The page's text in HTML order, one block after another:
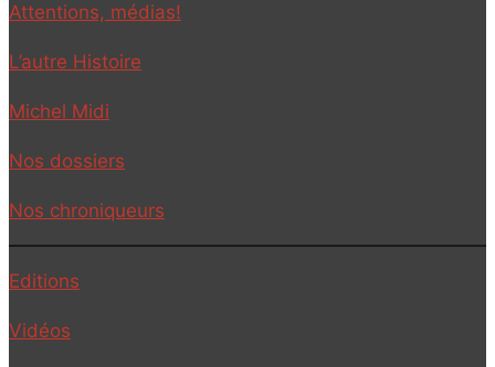
Attentions, médias!
L’autre Histoire
Michel Midi
Nos dossiers
Nos chroniqueurs
Editions
Vidéos